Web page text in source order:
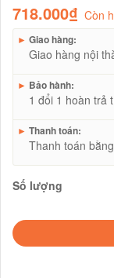
718.000₫ Còn
► Giao hàng:
Giao hàng nội
► Bảo hành:
1 đổi 1 hoàn trả
► Thanh toán:
Thanh toán
Số lượng